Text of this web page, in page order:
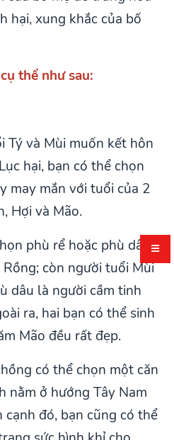
hại, xung khắc của bố
thể như sau:
Tý và Mùi muốn kết hôn
hại, bạn có thể chọn
may mắn với tuổi của 2
Hợi và Mão.
phù rể hoặc phù dâu
còn người tuổi Mùi
dâu là người cầm tinh
ra, hai bạn có thể sinh
Mão đều rất đẹp.
có thể chọn một căn
nằm ở hướng Tây Nam
đó, bạn cũng có thể